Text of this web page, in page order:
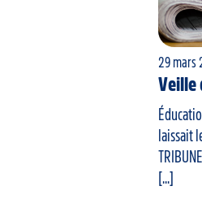
29 mars
Veille
laissait
[...]